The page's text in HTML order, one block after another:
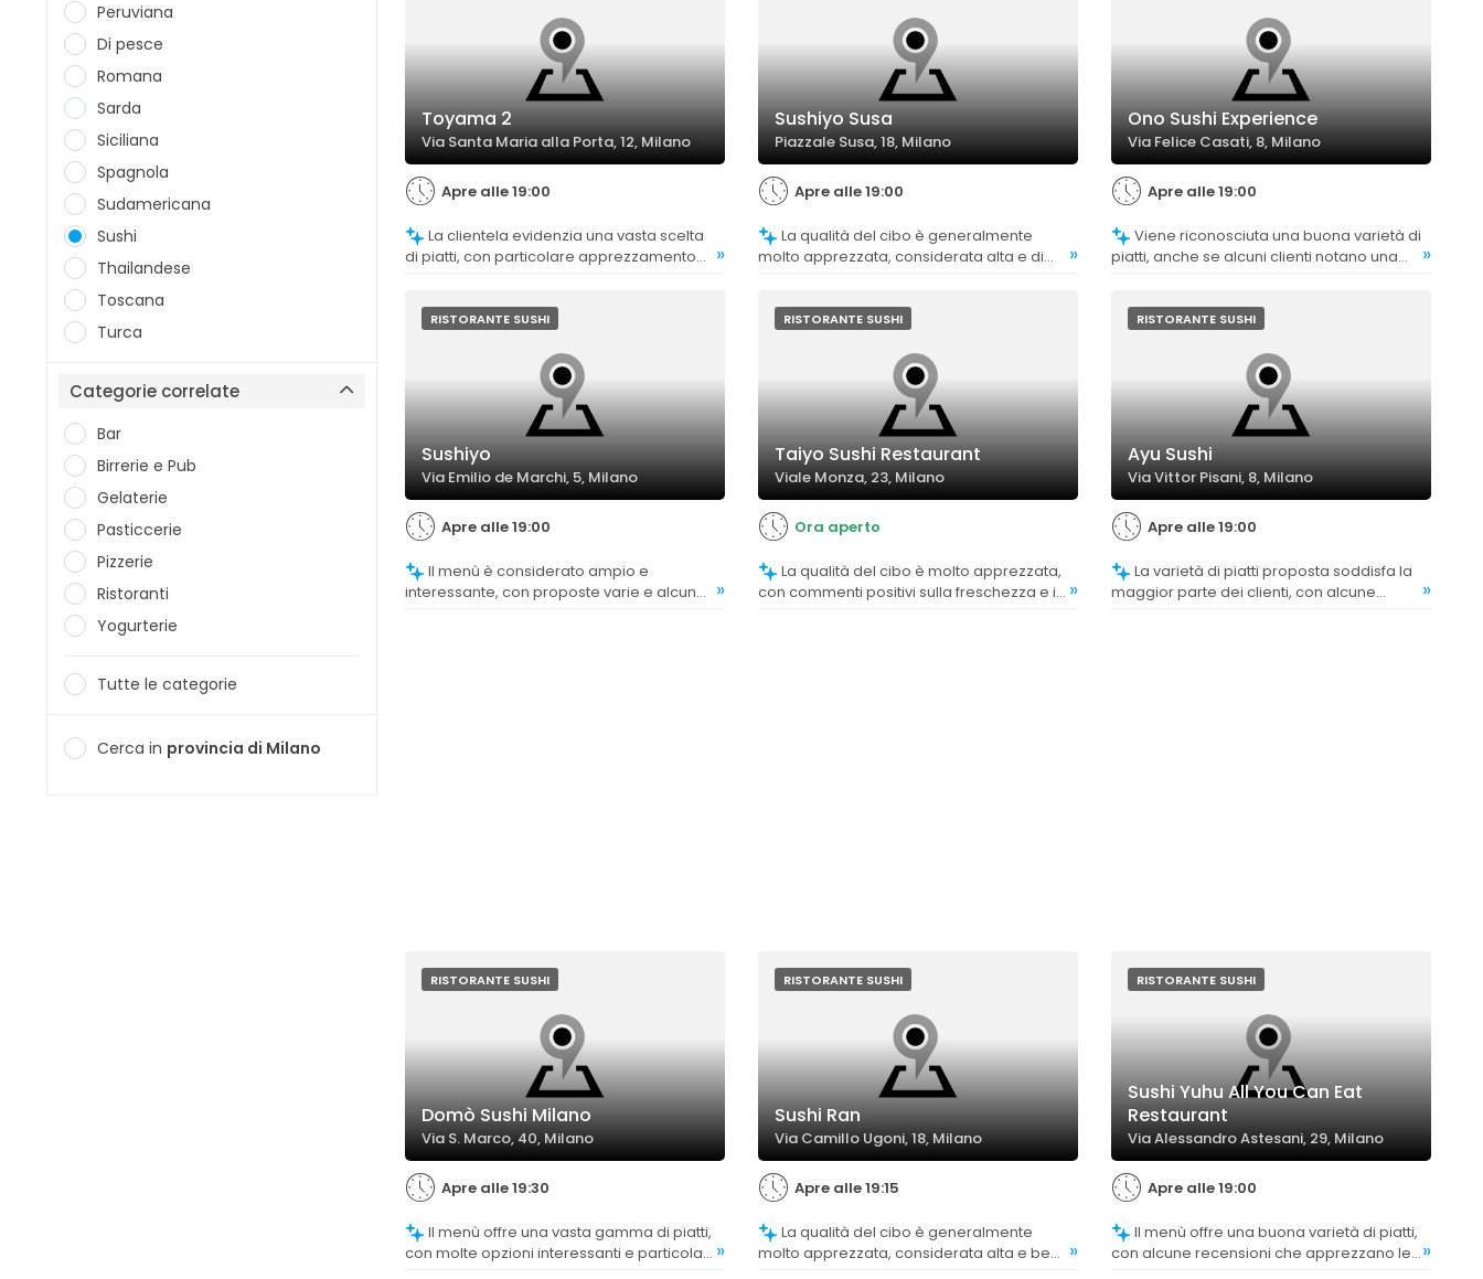
Peruviana
Di pesce
Romana
Sarda
Siciliana
Spagnola
Sudamericana
Sushi
Thailandese
Toscana
Turca
Categorie correlate
Bar
Birrerie e Pub
Gelaterie
Pasticcerie
Pizzerie
Ristoranti
Yogurterie
Tutte le categorie
Cerca in provincia di Milano
Toyama 2
Via Santa Maria alla Porta, 12, Milano
Apre alle 19:00
di piatti, con particolare apprezzamento
soddisfacente.
»
Sushiyo Susa
Piazzale Susa, 18, Milano
Apre alle 19:00
La qualità del cibo è generalmente
molto apprezzata, considerata alta e di
porzioni o sulla freschezza di alcuni
»
Ono Sushi Experience
Via Felice Casati, 8, Milano
Apre alle 19:00
Viene riconosciuta una buona varietà di
piatti, anche se alcuni clienti notano una
»
RISTORANTE SUSHI
Sushiyo
Via Emilio de Marchi, 5, Milano
Apre alle 19:00
interessante, con proposte varie e alcune »
RISTORANTE SUSHI
Taiyo Sushi Restaurant
Viale Monza, 23, Milano
Ora aperto
La qualità del cibo è molto apprezzata,
con commenti positivi sulla freschezza e il »
RISTORANTE SUSHI
Ayu Sushi
Via Vittor Pisani, 8, Milano
Apre alle 19:00
La varietà di piatti proposta soddisfa la
maggior parte dei clienti, con alcune
»
RISTORANTE SUSHI
Domò Sushi Milano
Via S. Marco, 40, Milano
Apre alle 19:30
con molte opzioni interessanti e particolari, »
RISTORANTE SUSHI
Sushi Ran
Via Camillo Ugoni, 18, Milano
Apre alle 19:15
La qualità del cibo è generalmente
molto apprezzata, considerata alta e ben »
RISTORANTE SUSHI
Sushi Yuhu All You Can Eat
Restaurant
Via Alessandro Astesani, 29, Milano
Apre alle 19:00
Il menù offre una buona varietà di piatti,
con alcune recensioni che apprezzano le
»